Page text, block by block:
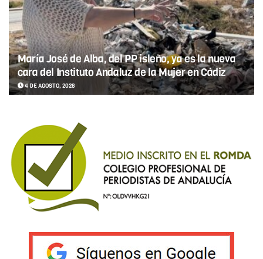
María José de Alba, del PP isleño, ya es la nueva
cara del Instituto Andaluz de la Mujer en Cádiz
4 DE AGOSTO, 2026